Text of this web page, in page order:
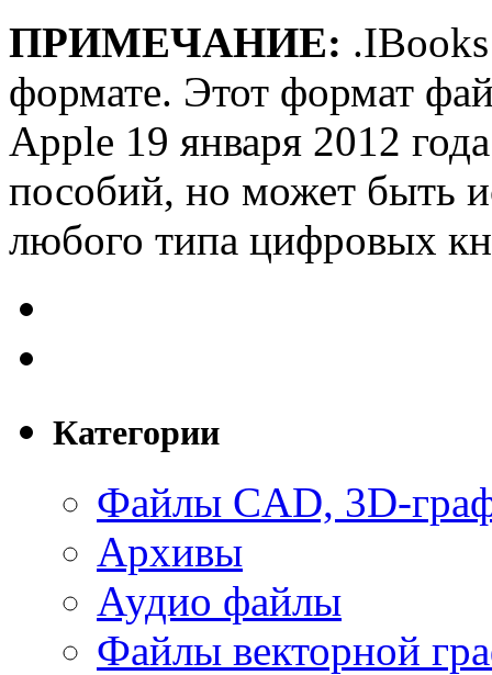
ПРИМЕЧАНИЕ:
формате. Этот формат
Apple 19 января 2012
пособий, но может быть
любого типа цифровых
Категории
Файлы CAD, 3D-
Архивы
Аудио файлы
Файлы векторной